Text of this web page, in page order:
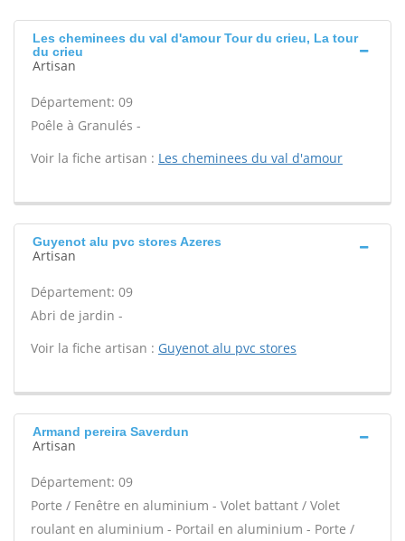
Les cheminees du val d'amour Tour du crieu, La tour
du crieu
Artisan
Département: 09
Poêle à Granulés -
Voir la fiche artisan : Les cheminees du val d'amour
Guyenot alu pvc stores Azeres
Artisan
Département: 09
Abri de jardin -
Voir la fiche artisan : Guyenot alu pvc stores
Armand pereira Saverdun
Artisan
Département: 09
Porte / Fenêtre en aluminium - Volet battant / Volet
roulant en aluminium - Portail en aluminium - Porte /